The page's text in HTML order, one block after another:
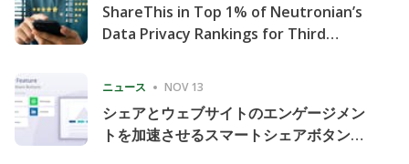
ShareThis in Top 1% of Neutronian’s
Data Privacy Rankings for Third
ニュース NOV 13
シェアとウェブサイトのエンゲージメン
トを加速させるスマートシェアボタンの